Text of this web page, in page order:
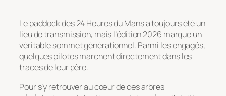
Le paddock des 24 Heures du Mans a toujours été un
lieu de transmission, mais l’édition 2026 marque un
véritable sommet générationnel. Parmi les engagés,
quelques pilotes marchent directement dans les
traces de leur père.
Pour s’y retrouver au cœur de ces arbres